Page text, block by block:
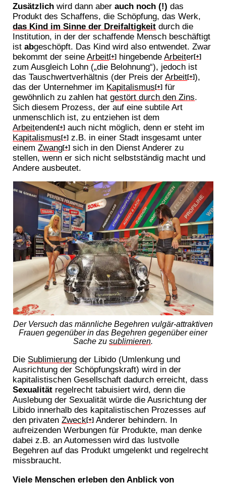
Zusätzlich wird dann aberauch noch (!) das
Produkt des Schaffens, die Schöpfung, das Werk,
das Kind im Sinne der Dreifaltigkeit durch die
Institution, in der der schaffende Mensch beschäftigt
istabgeschöpft. Das Kind wird also entwendet. Zwar
bekommt der seineArbeit[+] hingebendeArbeiter[+]
zum Ausgleich Lohn („die Belohnung“), jedoch ist
das Tauschwertverhältnis (der Preis derArbeit[+]),
das der Unternehmer im Kapitalismus[+] für
gewöhnlich zu zahlen hatgestört durch den Zins.
Sich diesem Prozess, der auf eine subtile Art
unmenschlich ist, zu entziehen ist dem
Arbeitenden[+] auch nicht möglich, denn er steht im
Kapitalismus[+] z.B. in einer Stadt insgesamt unter
einemZwang[+] sich in den Dienst Anderer zu
stellen, wenn er sich nicht selbstständig macht und
Andere ausbeutet.
Der Versuch das männliche Begehren vulgär-attraktiven
Frauen gegenüber in das Begehren gegenüber einer
Sache zu sublimieren.
Die Sublimierung der Libido (Umlenkung und
Ausrichtung der Schöpfungskraft) wird in der
kapitalistischen Gesellschaft dadurch erreicht, dass
Sexualität regelrecht tabuisiert wird, denn die
Auslebung der Sexualität würde die Ausrichtung der
Libido innerhalb des kapitalistischen Prozesses auf
den privatenZweck[+] Anderer behindern. In
aufreizenden Werbungen für Produkte, man denke
dabei z.B. an Automessen wird das lustvolle
Begehren auf das Produkt umgelenkt und regelrecht
missbraucht.
Viele Menschen erleben den Anblick von